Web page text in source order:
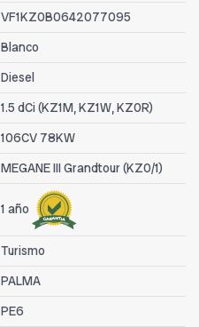
VF1KZ0B0642077095
Blanco
Diesel
1.5 dCi (KZ1M, KZ1W, KZ0R)
106CV 78KW
MEGANE III Grandtour (KZ0/1)
1 año
Turismo
PALMA
PE6